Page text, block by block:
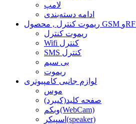
لامپ
ادامه دسته‌بندی
ریموت کنترل
Wifi کنترل
SMS کنترل
بی سیم
ریموت
لوازم جانبی کامپیوتری
موس
صفحه کلید(کیبرد)
وبکم(WebCam)
اسپیکر(speaker)